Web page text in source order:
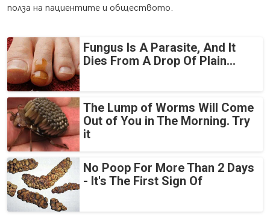
полза на пациентите и обществото.
Fungus Is A Parasite, And It
Dies From A Drop Of Plain...
The Lump of Worms Will Come
Out of You in The Morning. Try
it
No Poop For More Than 2 Days
- It's The First Sign Of